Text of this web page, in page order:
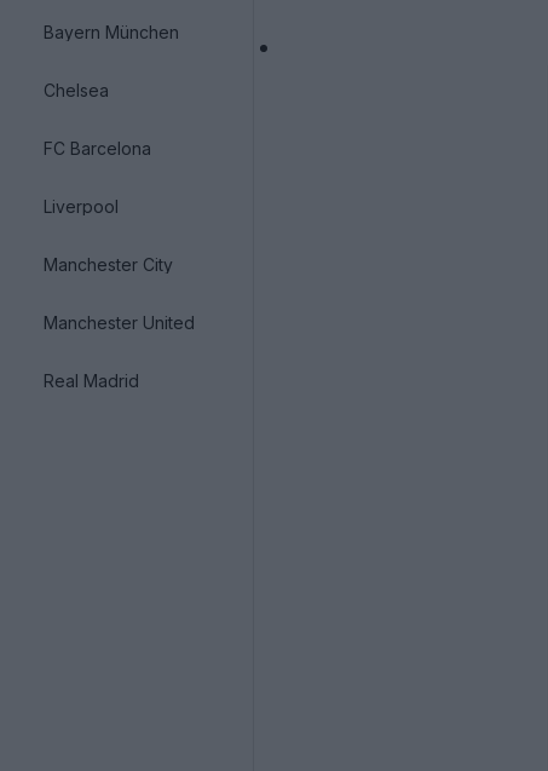
Bayern München
Chelsea
FC Barcelona
Liverpool
Manchester City
Manchester United
Real Madrid